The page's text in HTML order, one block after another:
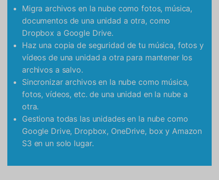
Migra archivos en la nube como fotos, música,
documentos de una unidad a otra, como
Dropbox a Google Drive.
Haz una copia de seguridad de tu música, fotos y
vídeos de una unidad a otra para mantener los
archivos a salvo.
Sincronizar archivos en la nube como música,
fotos, vídeos, etc. de una unidad en la nube a
otra.
Gestiona todas las unidades en la nube como
Google Drive, Dropbox, OneDrive, box y Amazon
S3 en un solo lugar.
Controla tu teléfono con Dr.Fone